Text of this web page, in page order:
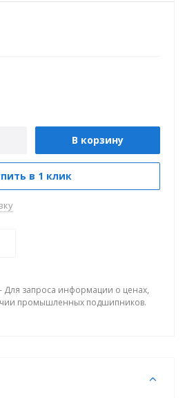
В корзину
в 1 клик
Для запроса информации о ценах,
промышленных подшипников.